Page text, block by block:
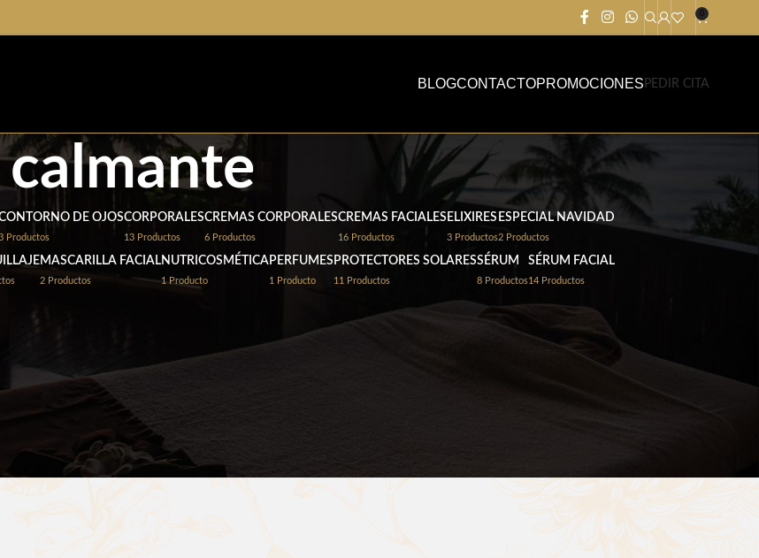
0
BLOGCONTACTOPROMOCIONES PEDIR CITA
calmante
DE OJOS
Productos
CORPORALES
13 Productos
CREMAS CORPORALES
6 Productos
CREMAS FACIALES
16 Productos
ELIXIRES
3 Productos
ESPECIAL NAVIDAD
2 Productos
MASCARILLA FACIAL
2 Productos
NUTRICOSMÉTICA
1 Producto
PERFUMES
1 Producto
PROTECTORES SOLARES
11 Productos
SÉRUM
8 Productos
SÉRUM FACIAL
14 Productos